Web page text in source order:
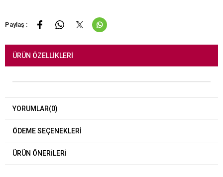
Paylaş :
ÜRÜN ÖZELLIKLERI
YORUMLAR(0)
ÖDEME SEÇENEKLERI
ÜRÜN ÖNERILERI